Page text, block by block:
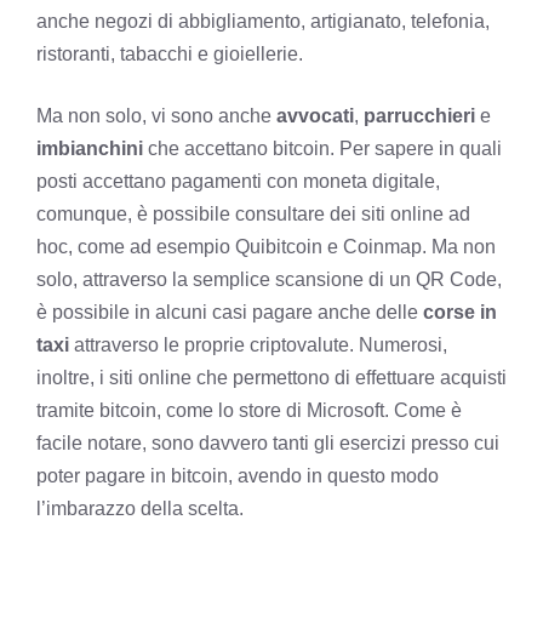
anche negozi di abbigliamento, artigianato, telefonia,
ristoranti, tabacchi e gioiellerie.
Ma non solo, vi sono anche avvocati, parrucchieri e
imbianchini che accettano bitcoin. Per sapere in quali
posti accettano pagamenti con moneta digitale,
comunque, è possibile consultare dei siti online ad
hoc, come ad esempio Quibitcoin e Coinmap. Ma non
solo, attraverso la semplice scansione di un QR Code,
è possibile in alcuni casi pagare anche delle corse in
taxi attraverso le proprie criptovalute. Numerosi,
inoltre, i siti online che permettono di effettuare acquisti
tramite bitcoin, come lo store di Microsoft. Come è
facile notare, sono davvero tanti gli esercizi presso cui
poter pagare in bitcoin, avendo in questo modo
l’imbarazzo della scelta.